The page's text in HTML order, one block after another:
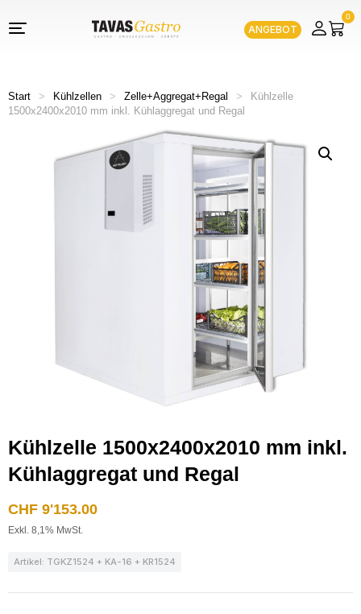
ANGEBOT
0
Start > Kühlzellen > Zelle+Aggregat+Regal >
Kühlzelle
1500x2400x2010 mm inkl. Kühlaggregat und Regal
Kühlzelle 1500x2400x2010 mm inkl.
Kühlaggregat und Regal
CHF 9'153.00
Exkl. 8,1% MwSt.
Artikel: TGKZ1524 + KA-16 + KR1524